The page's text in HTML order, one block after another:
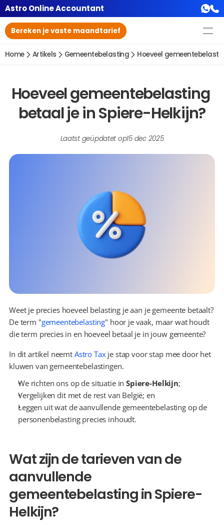
Astro Online Accountant
Bereken je vaste maandtarief
Home Artikels Gemeentebelasting Hoeveel
Hoeveel gemeentebelasting
betaal je in Spiere-Helkijn?
Laatst geüpdatet op15 dec 2025
Weet je precies hoeveel belasting je aan je gemeente betaalt?
De term "gemeentebelasting" hoor je vaak, maar wat houdt
die term precies in en hoeveel betaal je in jouw gemeente?
In dit artikel neemt Astro Tax je stap voor stap mee door het
kluwen van gemeentebelastingen.
We richten ons op de situatie in Spiere-Helkijn;
Vergelijken dit met de rest van België; en
Leggen uit wat de aanvullende gemeentebelasting op de
personenbelasting precies inhoudt.
Wat zijn de tarieven van de
aanvullende
gemeentebelasting in Spiere-
Helkijn?